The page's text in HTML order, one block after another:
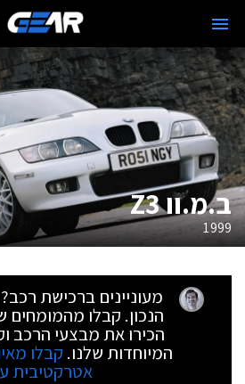
ב.מ.וו Z3
1999
מעוניינים ברכישת
הנכון. קבלו מהמומחים
הכירו את מבצעי הרכב
המיוחדות שלנו. קבלו
אטרקטיבית